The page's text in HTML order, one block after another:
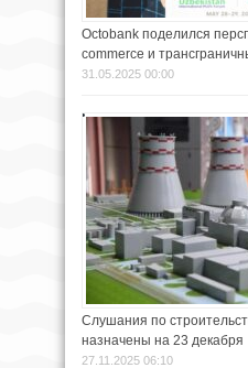
Octobank поделился
commerce и
31.05.2025 00:00
Слушания по
назначены на 23 декабря
27.11.2025 06:10